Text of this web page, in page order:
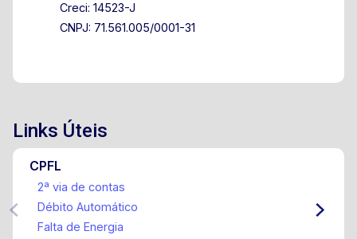
Creci: 14523-J
CNPJ: 71.561.005/0001-31
Links Úteis
CPFL
2ª via de contas
Débito Automático
Falta de Energia